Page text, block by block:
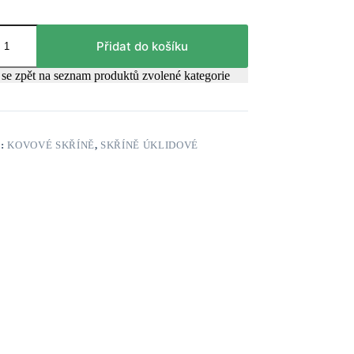
Přidat do košíku
zpět na seznam produktů zvolené kategorie
KOVOVÉ SKŘÍNĚ, SKŘÍNĚ ÚKLIDOVÉ